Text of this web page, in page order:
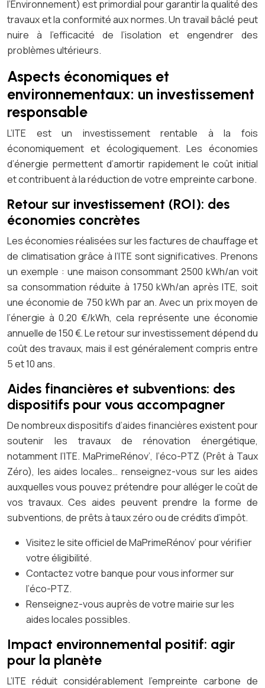
l’Environnement) est primordial pour garantir la qualité des
travaux et la conformité aux normes. Un travail bâclé peut
nuire à l’efficacité de l’isolation et engendrer des
problèmes ultérieurs.
Aspects économiques et
environnementaux: un investissement
responsable
L’ITE est un investissement rentable à la fois
économiquement et écologiquement. Les économies
d’énergie permettent d’amortir rapidement le coût initial
et contribuent à la réduction de votre empreinte carbone.
Retour sur investissement (ROI): des
économies concrètes
Les économies réalisées sur les factures de chauffage et
de climatisation grâce à l’ITE sont significatives. Prenons
un exemple : une maison consommant 2500 kWh/an voit
sa consommation réduite à 1750 kWh/an après ITE, soit
une économie de 750 kWh par an. Avec un prix moyen de
l’énergie à 0.20 €/kWh, cela représente une économie
annuelle de 150 €. Le retour sur investissement dépend du
coût des travaux, mais il est généralement compris entre
5 et 10 ans.
Aides financières et subventions: des
dispositifs pour vous accompagner
De nombreux dispositifs d’aides financières existent pour
soutenir les travaux de rénovation énergétique,
notamment l’ITE. MaPrimeRénov’, l’éco-PTZ (Prêt à Taux
Zéro), les aides locales… renseignez-vous sur les aides
auxquelles vous pouvez prétendre pour alléger le coût de
vos travaux. Ces aides peuvent prendre la forme de
subventions, de prêts à taux zéro ou de crédits d’impôt.
Visitez le site officiel de MaPrimeRénov’ pour vérifier
votre éligibilité.
Contactez votre banque pour vous informer sur
l’éco-PTZ.
Renseignez-vous auprès de votre mairie sur les
aides locales possibles.
Impact environnemental positif: agir
pour la planète
L’ITE réduit considérablement l’empreinte carbone de